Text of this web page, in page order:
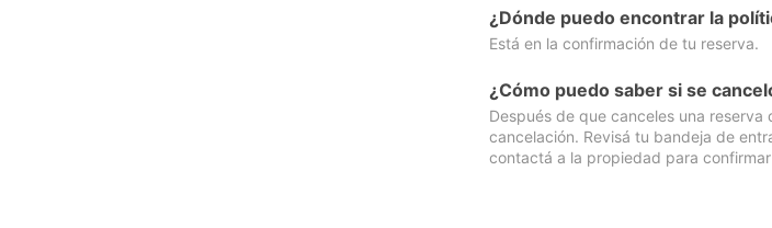
¿Dónde puedo encontrar la
Está en la confirmación de tu reserva.
¿Cómo puedo saber si se
Después de que canceles una
cancelación. Revisá tu bandeja de
contactá a la propiedad para